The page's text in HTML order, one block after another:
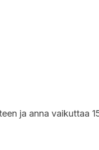
ja anna vaikuttaa